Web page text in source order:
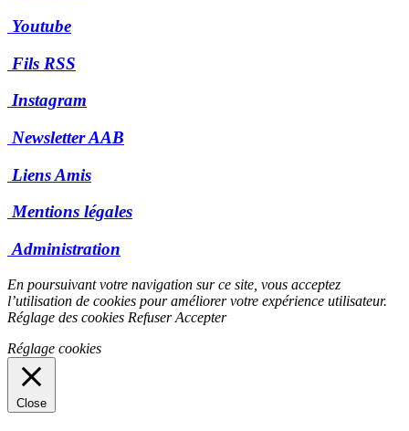
Youtube
Fils RSS
Instagram
Newsletter AAB
Liens Amis
Mentions légales
Administration
En poursuivant votre navigation sur ce site, vous acceptez
l’utilisation de cookies pour améliorer votre expérience utilisateur.
Réglage des cookies Refuser Accepter
Réglage cookies
Close